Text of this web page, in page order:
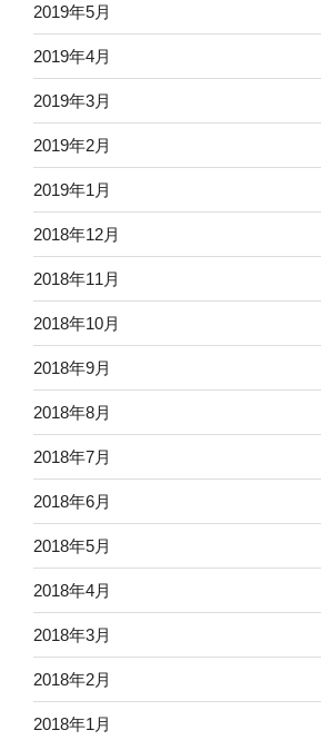
2019年5月
2019年4月
2019年3月
2019年2月
2019年1月
2018年12月
2018年11月
2018年10月
2018年9月
2018年8月
2018年7月
2018年6月
2018年5月
2018年4月
2018年3月
2018年2月
2018年1月